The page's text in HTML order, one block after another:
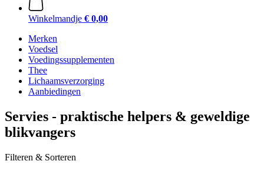
Winkelmandje € 0,00
Merken
Voedsel
Voedingssupplementen
Thee
Lichaamsverzorging
Aanbiedingen
Servies - praktische helpers & geweldige
blikvangers
Filteren & Sorteren